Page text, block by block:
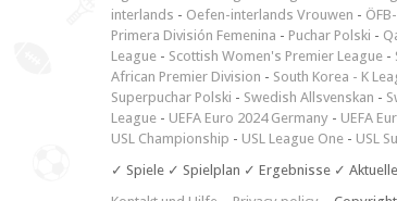
interlands - Oefen-interlands Vrouwen -
Primera División Femenina - Puchar Polski -
League - Scottish Women's Premier League -
African Premier Division - South Korea - K
Superpuchar Polski - Swedish Allsvenskan -
League - UEFA Euro 2024 Germany - UEFA
USL Championship - USL League One - USL
✓ Spiele ✓ Spielplan ✓ Ergebnisse ✓